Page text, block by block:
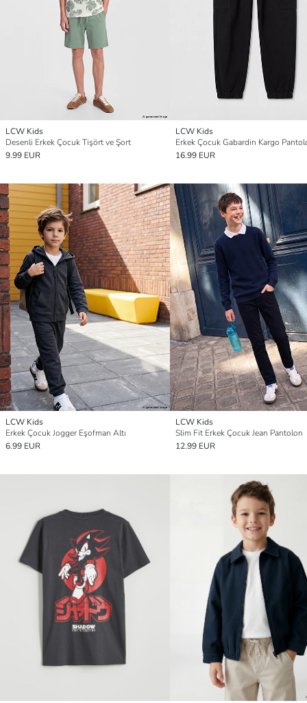
LCW Kids
Desenli Erkek Çocuk Tişört ve Şort
9.99 EUR
LCW Kids
Erkek Çocuk Gabardin Kargo
16.99 EUR
LCW Kids
Erkek Çocuk Jogger Eşofman Altı
6.99 EUR
LCW Kids
Slim Fit Erkek Çocuk Jean Pantolon
12.99 EUR